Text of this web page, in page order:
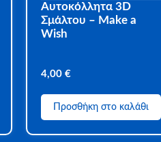
Αυτοκόλλητα 3D
Σμάλτου – Make a
Wish
4,00 €
Προσθήκη στο καλάθι